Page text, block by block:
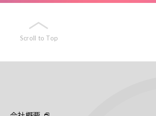
Scroll to Top